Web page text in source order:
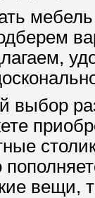
выбор
вещи,